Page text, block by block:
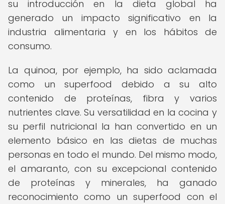
su introducción en la dieta global ha
generado un impacto significativo en la
industria alimentaria y en los hábitos de
consumo.
La quinoa, por ejemplo, ha sido aclamada
como un superfood debido a su alto
contenido de proteínas, fibra y varios
nutrientes clave. Su versatilidad en la cocina y
su perfil nutricional la han convertido en un
elemento básico en las dietas de muchas
personas en todo el mundo. Del mismo modo,
el amaranto, con su excepcional contenido
de proteínas y minerales, ha ganado
reconocimiento como un superfood con el